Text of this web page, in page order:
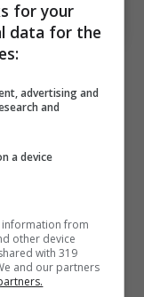
per
proprio
per un
for your
data for the
advertising and
and
a device
from
other device
with 319
and our partners